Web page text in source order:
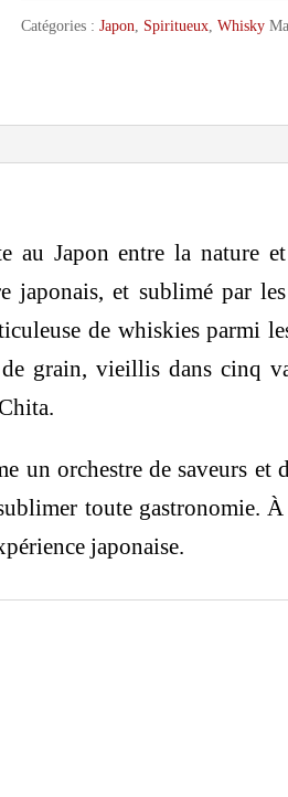
Harmony
Catégories : Japon, Spiritueux, Whisky
au Japon entre la nature
japonais, et sublimé par
de whiskies parmi
grain, vieillis dans cinq
un orchestre de saveurs et
toute gastronomie.
japonaise.